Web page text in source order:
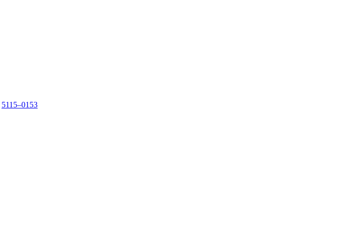
5115–0153